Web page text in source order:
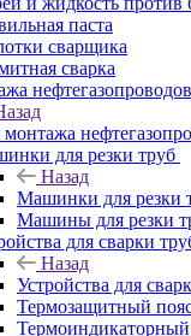
паста
сварщика
сварка
нефтегазопроводов
для резки труб
Назад
Машинки для резки
Машины для резки
для сварки
Назад
Устройства для
Термозащитный